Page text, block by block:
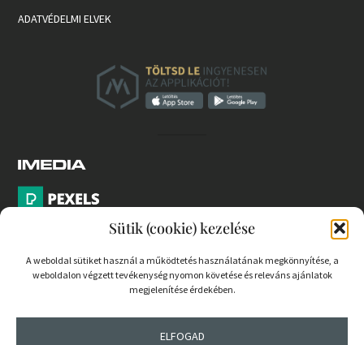
Sütik (cookie) kezelése
A weboldal sütiket használ a működtetés használatának megkönnyítése, a
weboldalon végzett tevékenység nyomon követése és releváns ajánlatok
megjelenítése érdekében.
ELFOGAD
ADATVÉDELMI ELVEK
PARTNEREK